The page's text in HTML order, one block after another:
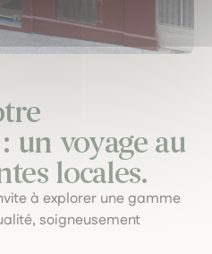
un voyage au
locales.
à explorer une gamme
soigneusement